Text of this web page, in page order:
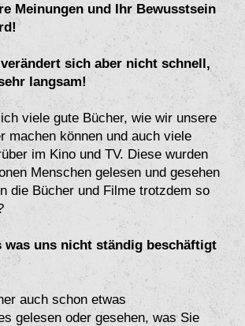
Meinungen und Ihr Bewusstsein
sich aber nicht schnell,
langsam!
viele gute Bücher, wie wir unsere
machen können und auch viele
im Kino und TV. Diese wurden
Menschen gelesen und gesehen
die Bücher und Filme trotzdem so
was uns nicht ständig beschäftigt
auch schon etwas
gelesen oder gesehen, was Sie